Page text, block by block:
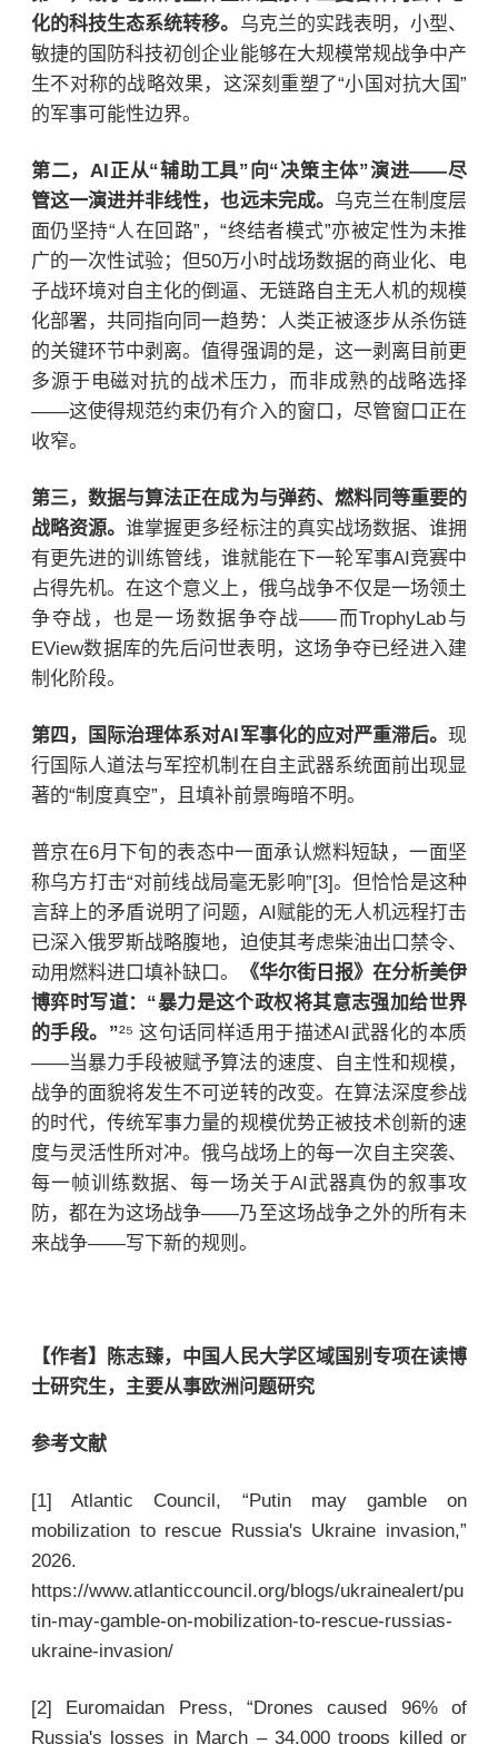
化的科技生态系统转移。 乌克兰的实践表明，小型、
敏捷的国防科技初创企业能够在大规模常规战争中产
生不对称的战略效果，这深刻重塑了“小国对抗大国”
的军事可能性边界。
第二，AI正从“辅助工具”向“决策主体”演进——尽
管这一演进并非线性，也远未完成。 乌克兰在制度层
面仍坚持“人在回路”，“终结者模式”亦被定性为未推
广的一次性试验；但50万小时战场数据的商业化、电
子战环境对自主化的倒逼、无链路自主无人机的规模
化部署，共同指向同一趋势：人类正被逐步从杀伤链
的关键环节中剥离。值得强调的是，这一剥离目前更
多源于电磁对抗的战术压力，而非成熟的战略选择
——这使得规范约束仍有介入的窗口，尽管窗口正在
收窄。
第三，数据与算法正在成为与弹药、燃料同等重要的
战略资源。谁掌握更多经标注的真实战场数据、谁拥
有更先进的训练管线，谁就能在下一轮军事AI竞赛中
占得先机。在这个意义上，俄乌战争不仅是一场领土
争夺战，也是一场数据争夺战——而TrophyLab与
EView数据库的先后问世表明，这场争夺已经进入建
制化阶段。
第四，国际治理体系对AI军事化的应对严重滞后。 现
行国际人道法与军控机制在自主武器系统面前出现显
著的“制度真空”，且填补前景晦暗不明。
普京在6月下旬的表态中一面承认燃料短缺，一面坚
称乌方打击“对前线战局毫无影响”[3]。但恰恰是这种
言辞上的矛盾说明了问题，AI赋能的无人机远程打击
已深入俄罗斯战略腹地，迫使其考虑柴油出口禁令、
动用燃料进口填补缺口。
《华尔街日报》在分析美伊
博弈时写道：“暴力是这个政权将其意志强加给世界
的手段。”²⁵ 这句话同样适用于描述AI武器化的本质
——当暴力手段被赋予算法的速度、自主性和规模，
战争的面貌将发生不可逆转的改变。在算法深度参战
的时代，传统军事力量的规模优势正被技术创新的速
度与灵活性所对冲。俄乌战场上的每一次自主突袭、
每一帧训练数据、每一场关于AI武器真伪的叙事攻
防，都在为这场战争——乃至这场战争之外的所有未
来战争——写下新的规则。
【作者】陈志臻，中国人民大学区域国别专项在读博
士研究生，主要从事欧洲问题研究
参考文献
[1] Atlantic Council, “Putin may gamble on
mobilization to rescue Russia's Ukraine invasion,”
2026.
https://www.atlanticcouncil.org/blogs/ukrainealert/pu
tin-may-gamble-on-mobilization-to-rescue-russias-
ukraine-invasion/
[2] Euromaidan Press, “Drones caused 96% of
Russia's losses in March – 34,000 troops killed or